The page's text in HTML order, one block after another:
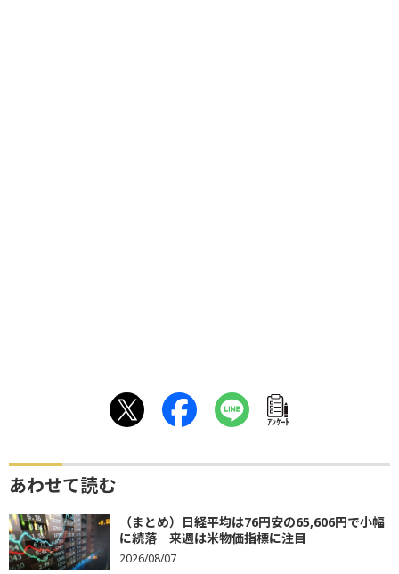
ｱﾝｹｰﾄ
あわせて読む
（まとめ）日経平均は76円安の65,606円で小幅
に続落 来週は米物価指標に注目
2026/08/07